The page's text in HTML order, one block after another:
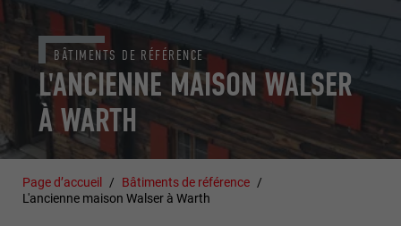
L'ANCIENNE MAISON WALSER
À WARTH
BÂTIMENTS DE RÉFÉRENCE
Page d’accueil
Bâtiments de référence
L'ancienne maison Walser à Warth